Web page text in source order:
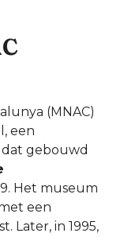
(MNAC)
een
gebouwd
Het museum
een
Later, in 1995,